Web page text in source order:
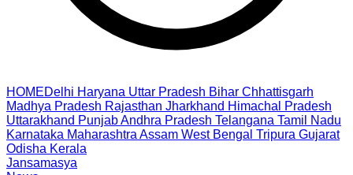
HOMEDelhi Haryana Uttar Pradesh Bihar Chhattisgarh
Madhya Pradesh Rajasthan Jharkhand Himachal Pradesh
Uttarakhand PunjabAndhra Pradesh Telangana Tamil Nadu
Karnataka Maharashtra Assam West Bengal Tripura Gujarat
Odisha Kerala
Jansamasya